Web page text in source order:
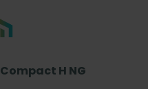
Compact H NG